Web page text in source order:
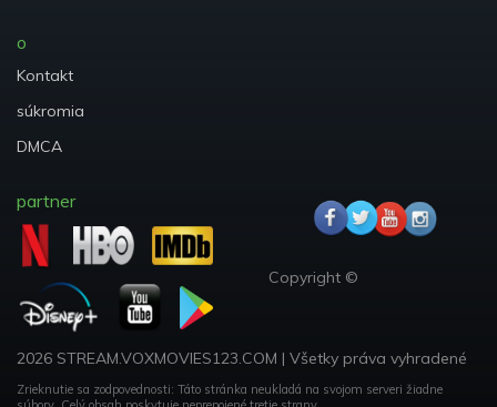
o
Kontakt
súkromia
DMCA
partner
Copyright ©
2026 STREAM.VOXMOVIES123.COM | Všetky práva vyhradené
Zrieknutie sa zodpovednosti: Táto stránka neukladá na svojom serveri žiadne